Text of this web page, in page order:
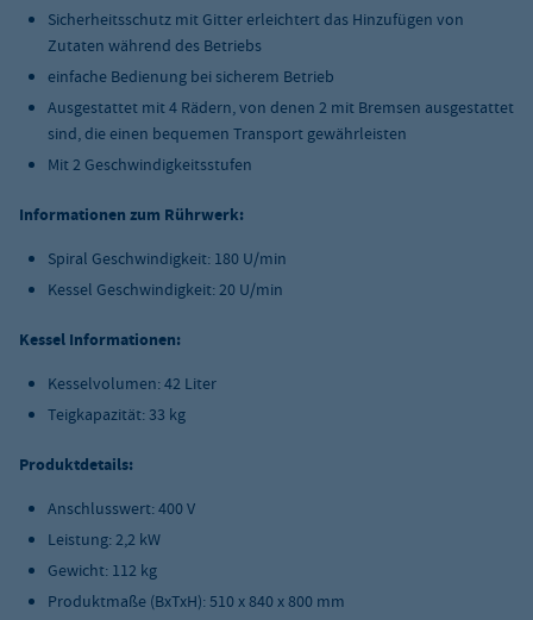
Sicherheitsschutz mit Gitter erleichtert das Hinzufügen von
Zutaten während des Betriebs
einfache Bedienung bei sicherem Betrieb
Ausgestattet mit 4 Rädern, von denen 2 mit Bremsen ausgestattet
sind, die einen bequemen Transport gewährleisten
Mit 2 Geschwindigkeitsstufen
Informationen zum Rührwerk:
Spiral Geschwindigkeit: 180 U/min
Kessel Geschwindigkeit: 20 U/min
Kessel Informationen:
Kesselvolumen: 42 Liter
Teigkapazität: 33 kg
Produktdetails:
Anschlusswert: 400 V
Leistung: 2,2 kW
Gewicht: 112 kg
Produktmaße (BxTxH): 510 x 840 x 800 mm